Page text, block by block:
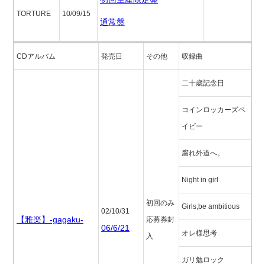
TORTURE 10/09/15
通常盤
CDアルバム 発売日 その他 収録曲
【雅楽】-gagaku-
02/10/31
06/6/21
初回のみ
応募券封
入
二十歳記念日
コインロッカーズベ
イビー
腐れ外道へ。
Night in girl
Girls,be ambitious
オレ様思考
ガリ勉ロック